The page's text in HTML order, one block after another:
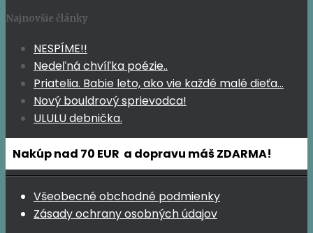
Najnovšie články
NESPÍME!!
Nedeľná chvíľka poézie..
Priatelia. Babie leto, ako vie každé malé dieťa…
Nový bouldrový sprievodca!
ULULU debnička.
Nakúp nad 70 EUR a dopravu máš ZDARMA!
Všeobecné obchodné podmienky
Zásady ochrany osobných údajov